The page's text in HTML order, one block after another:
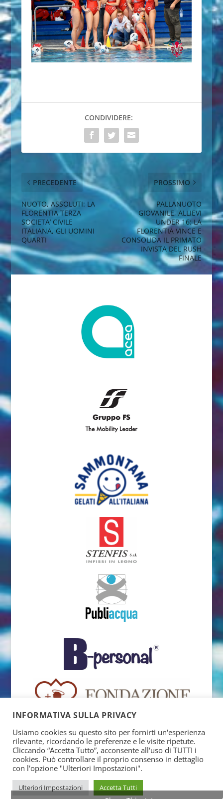
CONDIVIDERE:
PRECEDENTE
NUOTO, ASSOLUTI: LA
FLORENTIA TERZA
SOCIETA’ CIVILE
ITALIANA, GLI UOMINI
QUARTI
PROSSIMO
PALLANUOTO
GIOVANILE, ALLIEVI
UNDER 16: LA
FLORENTIA VINCE E
CONSOLIDA IL PRIMATO
INVISTA DEL RUSH
FINALE
INFORMATIVA SULLA PRIVACY
Usiamo cookies su questo sito per fornirti un'esperienza
rilevante, ricordando le preferenze e le visite ripetute.
Cliccando “Accetta Tutto”, acconsente all'uso di TUTTI i
cookies. Può controllare il proprio consenso in dettaglio
con l'opzione "Ulteriori Impostazioni".
Ulteriori Impostazioni Accetta Tutti